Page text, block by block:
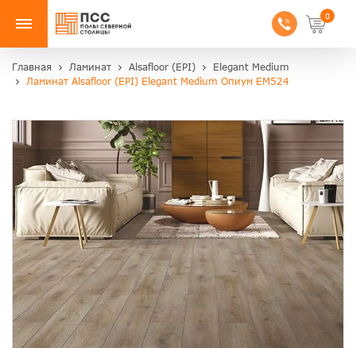
0
Главная Ламинат Alsafloor (EPI)
Elegant Medium
Ламинат Alsafloor (EPI) Elegant Medium Опиум EM524